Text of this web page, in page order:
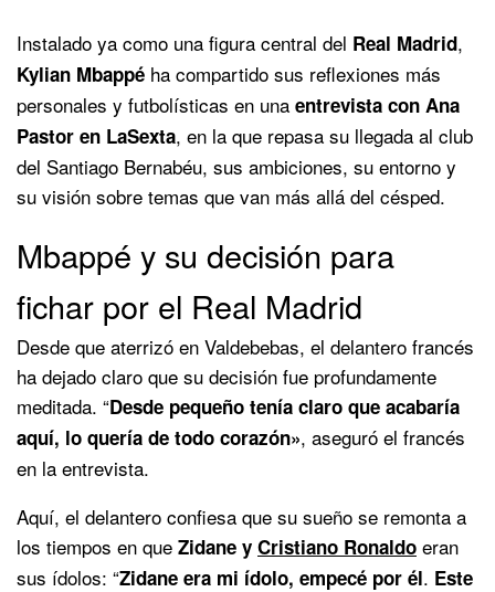
Instalado ya como una figura central del Real Madrid,
Kylian Mbappé ha compartido sus reflexiones más
personales y futbolísticas en una entrevista con Ana
Pastor en LaSexta, en la que repasa su llegada al club
del Santiago Bernabéu, sus ambiciones, su entorno y
su visión sobre temas que van más allá del césped.
Mbappé y su decisión para
fichar por el Real Madrid
Desde que aterrizó en Valdebebas, el delantero francés
ha dejado claro que su decisión fue profundamente
meditada. “Desde pequeño tenía claro que acabaría
aquí, lo quería de todo corazón», aseguró el francés
en la entrevista.
Aquí, el delantero confiesa que su sueño se remonta a
los tiempos en que Zidane y Cristiano Ronaldo eran
sus ídolos: “Zidane era mi ídolo, empecé por él. Este